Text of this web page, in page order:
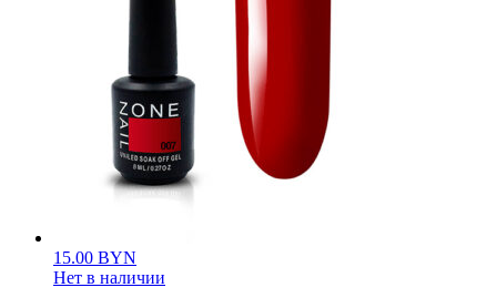
15.00 BYN
Нет в наличии